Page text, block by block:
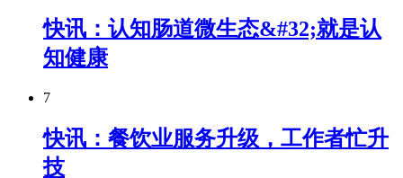
快讯：认知肠道微生态&#32;就是认
知健康
7
快讯：餐饮业服务升级，工作者忙升
技